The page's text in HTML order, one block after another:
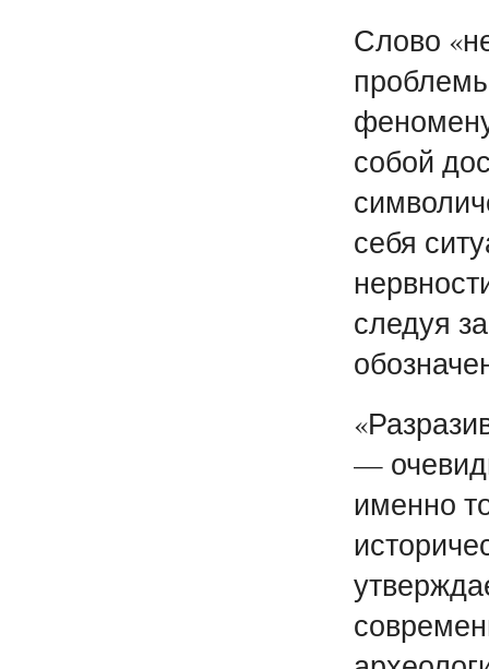
Слово
собой
себя
следуя
—
именно